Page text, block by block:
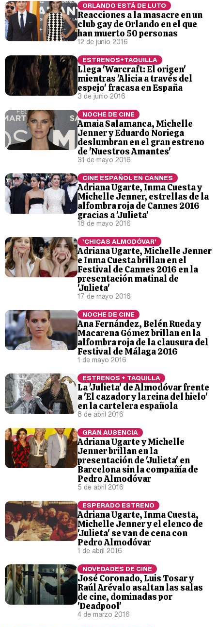
ORLANDO ESTÁ DE LUTO
Reacciones a la masacre en un
club gay de Orlando en el que
han muerto 50 personas
12 de junio 2016
ESTRENOS+TAQUILLA
Llega 'Warcraft: El origen'
mientras 'Alicia a través del
espejo' fracasa en España
3 de junio 2016
NOCHE DE CINE
Amaia Salamanca, Michelle
Jenner y Eduardo Noriega
deslumbran en el gran estreno
de 'Nuestros Amantes'
31 de mayo 2016
CINE ESPAÑOL EN CANNES
Adriana Ugarte, Inma Cuesta y
Michelle Jenner, estrellas de la
alfombra roja de Cannes 2016
gracias a 'Julieta'
18 de mayo 2016
'CHICAS ALMODÓVAR'
Adriana Ugarte, Michelle Jenner
e Inma Cuesta brillan en el
Festival de Cannes 2016 en la
presentación matinal de
'Julieta'
17 de mayo 2016
NOCHE DE CINE
Ana Fernández, Belén Rueda y
Macarena Gómez brillan en la
alfombra roja de la clausura del
Festival de Málaga 2016
1 de mayo 2016
ESTRENOS + TAQUILLA
La 'Julieta' de Almodóvar frente
a 'El cazador y la reina del hielo'
en la cartelera española
8 de abril 2016
GRAN AUSENCIA
Adriana Ugarte y Michelle
Jenner brillan en la
presentación de 'Julieta' en
Barcelona sin la compañía de
Pedro Almodóvar
5 de abril 2016
ESPERADO ESTRENO
Adriana Ugarte, Inma Cuesta,
Michelle Jenner y el elenco de
'Julieta' se van de cena con
Pedro Almodóvar
1 de abril 2016
NOVEDADES DE CINE
José Coronado, Luis Tosar y
Raúl Arévalo asaltan las salas
de cine, dominadas por
'Deadpool'
4 de marzo 2016